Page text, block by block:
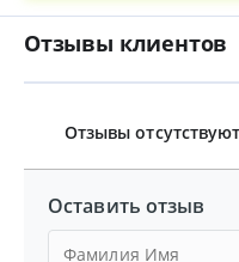
Отзывы клиентов
Отзывы
Оставить отзыв